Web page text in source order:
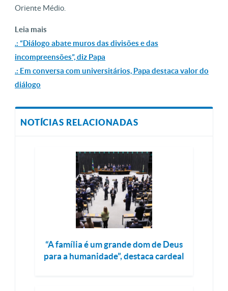
Oriente Médio.
Leia mais
.: “Diálogo abate muros das divisões e das
incompreensões”, diz Papa
.: Em conversa com universitários, Papa destaca valor do
diálogo
NOTÍCIAS RELACIONADAS
“A família é um grande dom de Deus
para a humanidade”, destaca cardeal